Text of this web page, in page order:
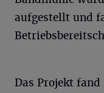
aufgestellt und
Das Projekt fand